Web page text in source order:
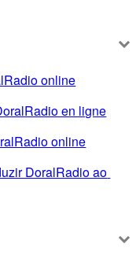
online
en ligne
online
DoralRadio ao